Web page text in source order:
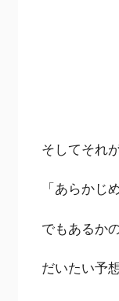
そしてそれ
「あらかじ
でもあるか
だいたい予